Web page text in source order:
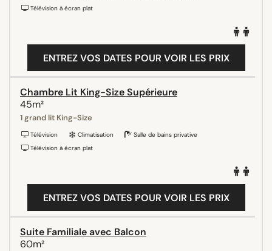
Télévision à écran plat
ENTREZ VOS DATES POUR VOIR LES PRIX
Chambre Lit King-Size Supérieure
45m²
1 grand lit King-Size
Télévision Climatisation
Salle de bains privative
Télévision à écran plat
ENTREZ VOS DATES POUR VOIR LES PRIX
Suite Familiale avec Balcon
60m²